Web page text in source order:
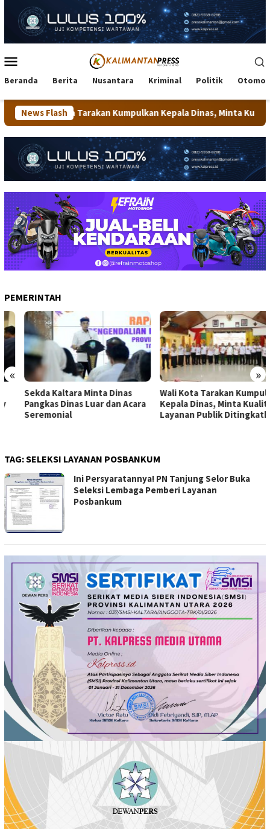
konten
Mobile
Beranda Berita Nusantara Kriminal Politik
News Flash
Kumpulkan Kepala Dinas, Minta Kualitas Layanan
PEMERINTAH
« »
Sekda Kaltara Minta Dinas
Pangkas Dinas Luar dan Acara
Seremonial
Wali Kota Tarakan Kumpulkan
Kepala Dinas, Minta Kualitas
Layanan Publik Ditingkatkan
TAG:SELEKSI LAYANAN POSBANKUM
Ini Persyaratannya! PN Tanjung Selor Buka
Seleksi Lembaga Pemberi Layanan
Posbankum